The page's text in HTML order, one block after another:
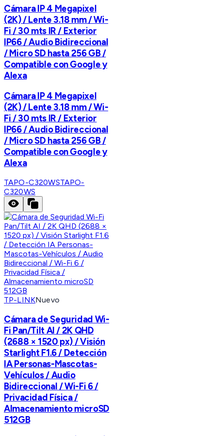
Cámara IP 4 Megapixel
(2K) / Lente 3.18 mm / Wi-
Fi / 30 mts IR / Exterior
IP66 / Audio Bidireccional
/ Micro SD hasta 256 GB /
Compatible con Google y
Alexa
Cámara IP 4 Megapixel
(2K) / Lente 3.18 mm / Wi-
Fi / 30 mts IR / Exterior
IP66 / Audio Bidireccional
/ Micro SD hasta 256 GB /
Compatible con Google y
Alexa
TAPO-C320WSTAPO-
C320WS
TP-LINKNuevo
Cámara de Seguridad Wi-
Fi Pan/Tilt AI / 2K QHD
(2688 × 1520 px) / Visión
Starlight F1.6 / Detección
IA Personas-Mascotas-
Vehículos / Audio
Bidireccional / Wi-Fi 6 /
Privacidad Física /
Almacenamiento microSD
512GB